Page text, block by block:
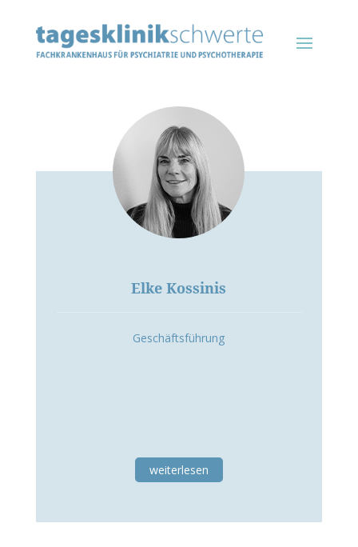
Elke Kossinis
Geschäftsführung
weiterlesen